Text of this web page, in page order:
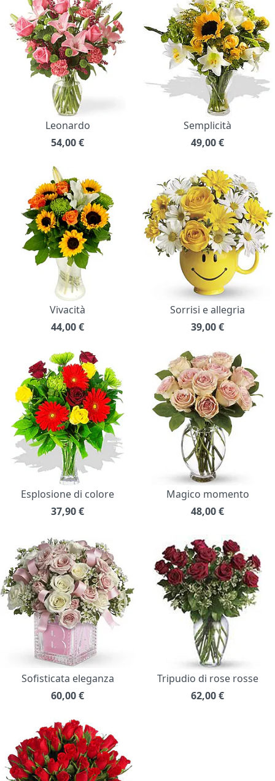
Leonardo
54,00€
Semplicità
49,00€
Vivacità
44,00€
Sorrisi e allegria
39,00€
Esplosione di colore
37,90€
Magico momento
48,00€
Sofisticata eleganza
60,00€
Tripudio di rose rosse
62,00€